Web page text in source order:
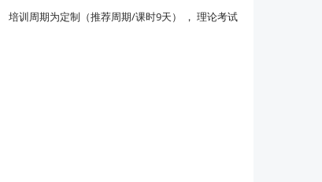
培训周期为定制（推荐周期/课时9天） ， 理论考试